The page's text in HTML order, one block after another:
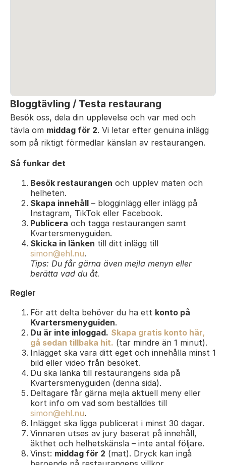
Bloggtävling / Testa restaurang
Besök oss, dela din upplevelse och var med och
tävla om middag för 2. Vi letar efter genuina inlägg
som på riktigt förmedlar känslan av restaurangen.
Så funkar det
Besök restaurangen och upplev maten och
helheten.
Skapa innehåll – blogginlägg eller inlägg på
Instagram, TikTok eller Facebook.
Publicera och tagga restaurangen samt
Kvartersmenyguiden.
Skicka in länken till ditt inlägg till
simon@ehl.nu.
Tips: Du får gärna även mejla menyn eller
berätta vad du åt.
Regler
För att delta behöver du ha ett konto på
Kvartersmenyguiden.
Du är inte inloggad. Skapa gratis konto här,
gå sedan tillbaka hit. (tar mindre än 1 minut).
Inlägget ska vara ditt eget och innehålla minst 1
bild eller video från besöket.
Du ska länka till restaurangens sida på
Kvartersmenyguiden (denna sida).
Deltagare får gärna mejla aktuell meny eller
kort info om vad som beställdes till
simon@ehl.nu.
Inlägget ska ligga publicerat i minst 30 dagar.
Vinnaren utses av jury baserat på innehåll,
äkthet och helhetskänsla – inte antal följare.
Vinst: middag för 2 (mat). Dryck kan ingå